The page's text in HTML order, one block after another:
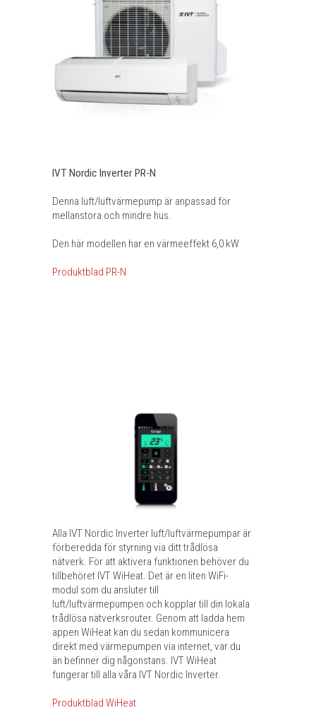
IVT Nordic Inverter PR-N
Denna luft/luftvärmepump är anpassad för
mellanstora och mindre hus.
Den här modellen har en värmeeffekt 6,0 kW
Produktblad PR-N
Alla IVT Nordic Inverter luft/luftvärmepumpar är
förberedda för styrning via ditt trådlösa
nätverk. För att aktivera funktionen behöver du
tillbehöret IVT WiHeat. Det är en liten WiFi-
modul som du ansluter till
luft/luftvärmepumpen och kopplar till din lokala
trådlösa nätverksrouter. Genom att ladda hem
appen WiHeat kan du sedan kommunicera
direkt med värmepumpen via internet, var du
än befinner dig någonstans. IVT WiHeat
fungerar till alla våra IVT Nordic Inverter.
Produktblad WiHeat